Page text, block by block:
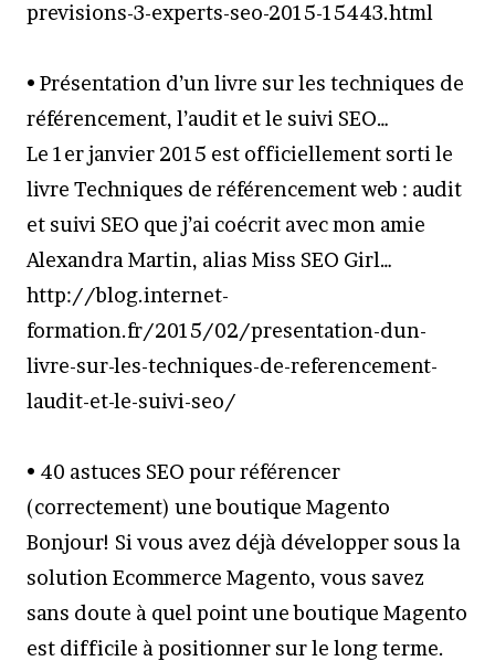
previsions-3-experts-seo-2015-15443.html
• Présentation d’un livre sur les techniques de
référencement, l’audit et le suivi SEO…
Le 1er janvier 2015 est officiellement sorti le
livre Techniques de référencement web : audit
et suivi SEO que j’ai coécrit avec mon amie
Alexandra Martin, alias Miss SEO Girl…
http://blog.internet-
formation.fr/2015/02/presentation-dun-
livre-sur-les-techniques-de-referencement-
laudit-et-le-suivi-seo/
• 40 astuces SEO pour référencer
(correctement) une boutique Magento
Bonjour! Si vous avez déjà développer sous la
solution Ecommerce Magento, vous savez
sans doute à quel point une boutique Magento
est difficile à positionner sur le long terme.